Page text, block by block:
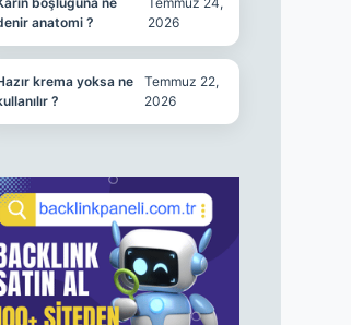
anatomi ?
2026
krema yoksa ne
?
Temmuz 22,
2026